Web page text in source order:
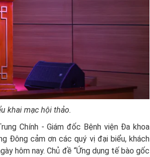
khai mạc hội thảo.
Chính - Giám đốc Bệnh viện Đa khoa
Đông cảm ơn các quý vị đại biểu, khách
hôm nay. Chủ đề “Ứng dụng tế bào gốc